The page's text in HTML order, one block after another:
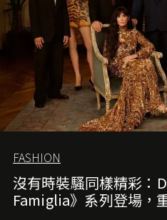
FASHION
沒有時裝騷同樣精彩：
Famiglia》系列登場，